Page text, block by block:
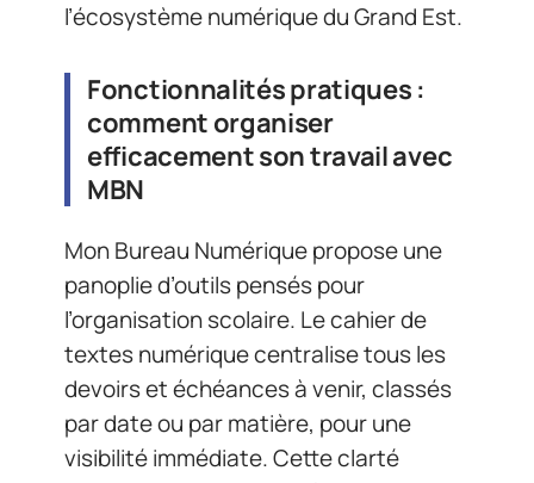
l’écosystème numérique du Grand Est.
Fonctionnalités pratiques :
comment organiser
efficacement son travail avec
MBN
Mon Bureau Numérique propose une
panoplie d’outils pensés pour
l’organisation scolaire. Le cahier de
textes numérique centralise tous les
devoirs et échéances à venir, classés
par date ou par matière, pour une
visibilité immédiate. Cette clarté